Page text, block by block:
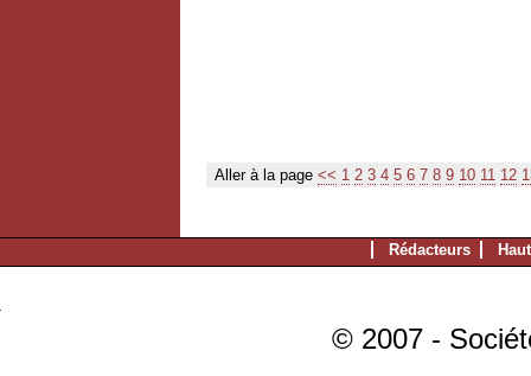
Aller à la page << 1 2 3 4 5 6 7 8 9 10 11 12
Rédacteurs
© 2007 -